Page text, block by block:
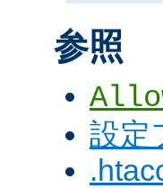
参照
設定